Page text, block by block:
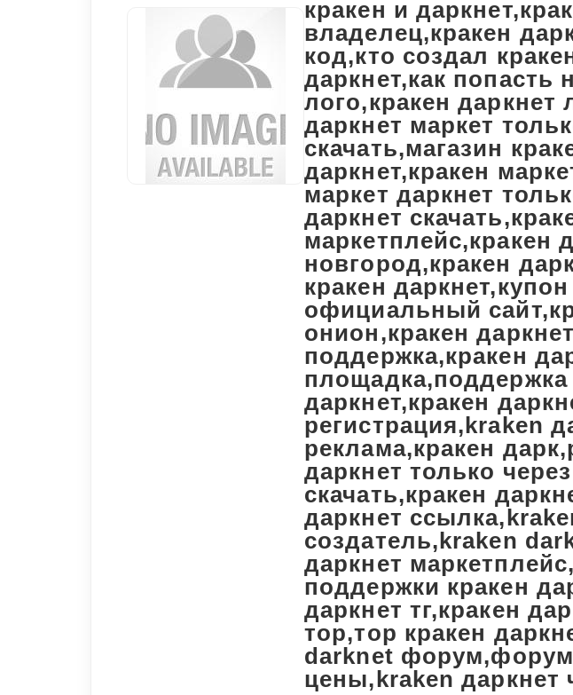
кракен и
владелец,кракен
код,кто создал
даркнет,как попасть
лого,кракен даркнет
даркнет маркет
скачать,магазин
даркнет,кракен
маркет даркнет
даркнет
маркетплейс,кракен
новгород,кракен
кракен
официальный
онион,кракен
поддержка,кракен
площадка,поддержка
даркнет,кракен
регистрация,kraken
реклама,кракен
даркнет только
скачать,кракен
даркнет
создатель,kraken
даркнет
поддержки кракен
даркнет тг,кракен
тор,тор кракен
darknet форум,форум
цены,kraken даркнет